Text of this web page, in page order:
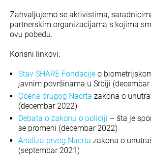
Zahvaljujemo se aktivistima,
partnerskim organizacijama s kojima
ovu pobedu.
Korisni linkovi:
Stav SHARE Fondacije o
javnim površinama u Srbiji (decembar
Ocena drugog Nacrta zakona o
(decembar 2022)
Debata o zakonu o policiji – šta je
se promeni (decembar 2022)
Analiza prvog Nacrta zakona o
(septembar 2021)